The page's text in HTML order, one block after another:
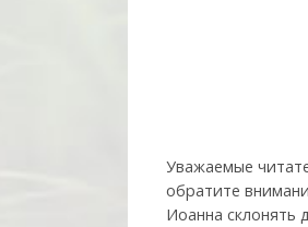
Уважаемые
обратите
Иоанна склонять